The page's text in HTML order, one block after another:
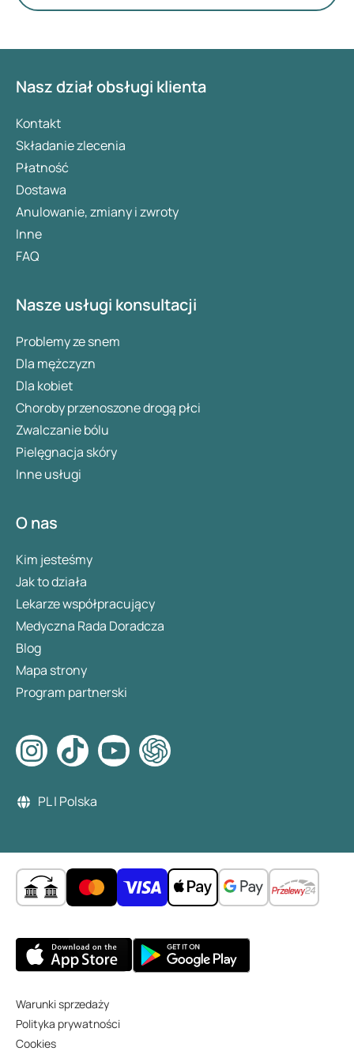
bliżej obu lekom, ich działaniu i najważniejszym
Nasz dział obsługi klienta
Kontakt
Składanie zlecenia
Płatność
Dostawa
Anulowanie, zmiany i zwroty
Inne
FAQ
Nasze usługi konsultacji
Problemy ze snem
Dla mężczyzn
Dla kobiet
Choroby przenoszone drogą płci
Zwalczanie bólu
Pielęgnacja skóry
Inne usługi
O nas
Kim jesteśmy
Jak to działa
Lekarze współpracujący
Medyczna Rada Doradcza
Blog
Mapa strony
Program partnerski
PL | Polska
Warunki sprzedaży
Polityka prywatności
Cookies